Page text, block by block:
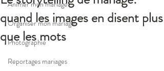
Animer mon mariage
Organiser mon mariage
Photographie
Reportages mariages
quand les images en disent plus
que les mots